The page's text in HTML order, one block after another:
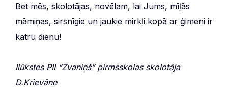
Bet mēs, skolotājas, novēlam, lai Jums, mīļās
māmiņas, sirsnīgie un jaukie mirkļi kopā ar ģimeni ir
katru dienu!
Ilūkstes PII “Zvaniņš” pirmsskolas skolotāja
D.Krievāne